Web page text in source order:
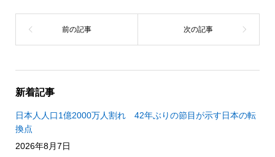
新着記事
日本人人口1億2000万人割れ 42年ぶりの節目が示す日本の転
換点
2026年8月7日